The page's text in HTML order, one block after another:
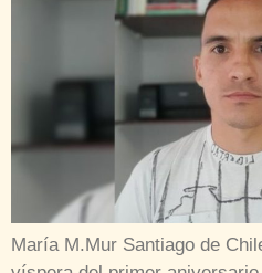
María M.Mur Santiago de